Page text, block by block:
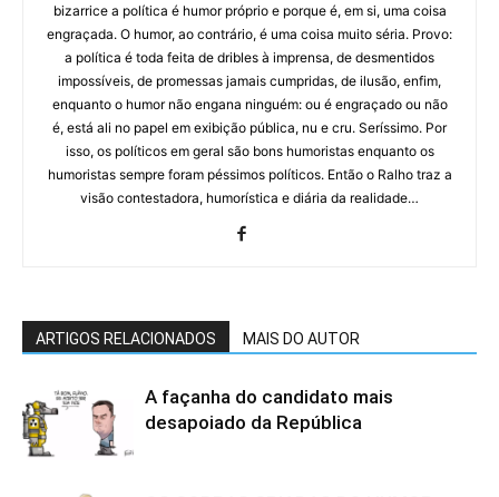
bizarrice a política é humor próprio e porque é, em si, uma coisa
engraçada. O humor, ao contrário, é uma coisa muito séria. Provo:
a política é toda feita de dribles à imprensa, de desmentidos
impossíveis, de promessas jamais cumpridas, de ilusão, enfim,
enquanto o humor não engana ninguém: ou é engraçado ou não
é, está ali no papel em exibição pública, nu e cru. Seríssimo. Por
isso, os políticos em geral são bons humoristas enquanto os
humoristas sempre foram péssimos políticos. Então o Ralho traz a
visão contestadora, humorística e diária da realidade…
ARTIGOS RELACIONADOS MAIS DO AUTOR
A façanha do candidato mais
desapoiado da República